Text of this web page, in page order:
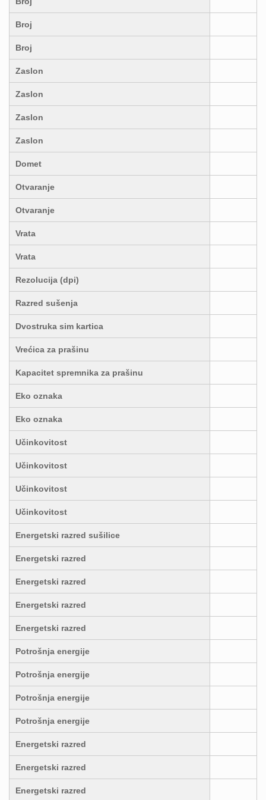
Broj
Broj
Zaslon
Zaslon
Zaslon
Zaslon
Domet
Otvaranje
Otvaranje
Vrata
Vrata
Rezolucija (dpi)
Razred sušenja
Dvostruka sim kartica
Vrećica za prašinu
Kapacitet spremnika za prašinu
Eko oznaka
Eko oznaka
Učinkovitost
Učinkovitost
Učinkovitost
Učinkovitost
Energetski razred sušilice
Energetski razred
Energetski razred
Energetski razred
Energetski razred
Potrošnja energije
Potrošnja energije
Potrošnja energije
Potrošnja energije
Energetski razred
Energetski razred
Energetski razred